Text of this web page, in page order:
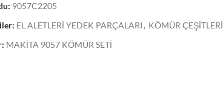
9057C2205
EL ALETLERİ YEDEK PARÇALARI , KÖMÜR ÇEŞİTLERİ
MAKİTA 9057 KÖMÜR SETİ